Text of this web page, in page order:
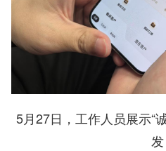
5月27日，工作人员展示“
发